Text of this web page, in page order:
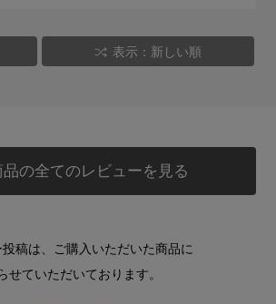
表示：新しい順
品の全てのレビューを見る
投稿は、ご購入いただいた商品に
せていただいております。